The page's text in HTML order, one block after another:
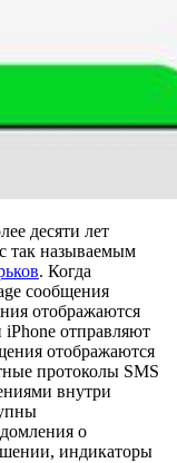
десяти лет
так называемым
. Когда
сообщения
отображаются
отправляют
отображаются
протоколы SMS
внутри
о
индикаторы